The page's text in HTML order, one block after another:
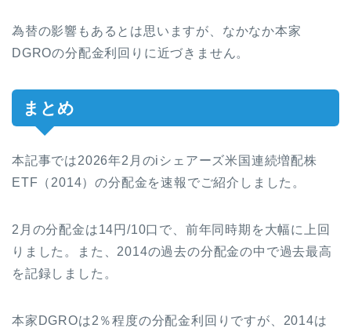
為替の影響もあるとは思いますが、なかなか本家
DGROの分配金利回りに近づきません。
まとめ
本記事では2026年2月のiシェアーズ米国連続増配株
ETF（2014）の分配金を速報でご紹介しました。
2月の分配金は14円/10口で、前年同時期を大幅に上回
りました。また、2014の過去の分配金の中で過去最高
を記録しました。
本家DGROは2％程度の分配金利回りですが、2014は